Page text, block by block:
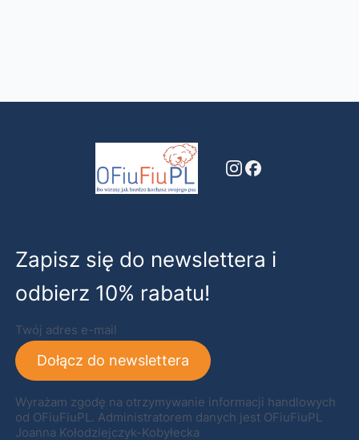
Zapisz się do newslettera i
odbierz 10% rabatu!
Twój adres e-mail
Dołącz do newslettera
Wyrażam zgodę na otrzymywanie informacji handlowych
od OFiuFiuPL. Administratorem danych jest OFiuFiuPL
Joanna Kołodziejczyk-Kobyłecka